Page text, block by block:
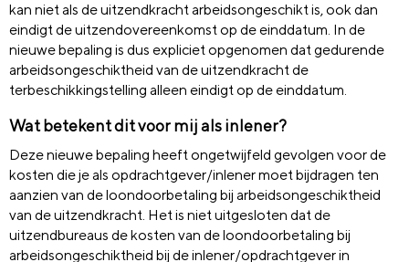
kan niet als de uitzendkracht arbeidsongeschikt is, ook dan
eindigt de uitzendovereenkomst op de einddatum. In de
nieuwe bepaling is dus expliciet opgenomen dat gedurende
arbeidsongeschiktheid van de uitzendkracht de
terbeschikkingstelling alleen eindigt op de einddatum.
Wat betekent dit voor mij als inlener?
Deze nieuwe bepaling heeft ongetwijfeld gevolgen voor de
kosten die je als opdrachtgever/inlener moet bijdragen ten
aanzien van de loondoorbetaling bij arbeidsongeschiktheid
van de uitzendkracht. Het is niet uitgesloten dat de
uitzendbureaus de kosten van de loondoorbetaling bij
arbeidsongeschiktheid bij de inlener/opdrachtgever in